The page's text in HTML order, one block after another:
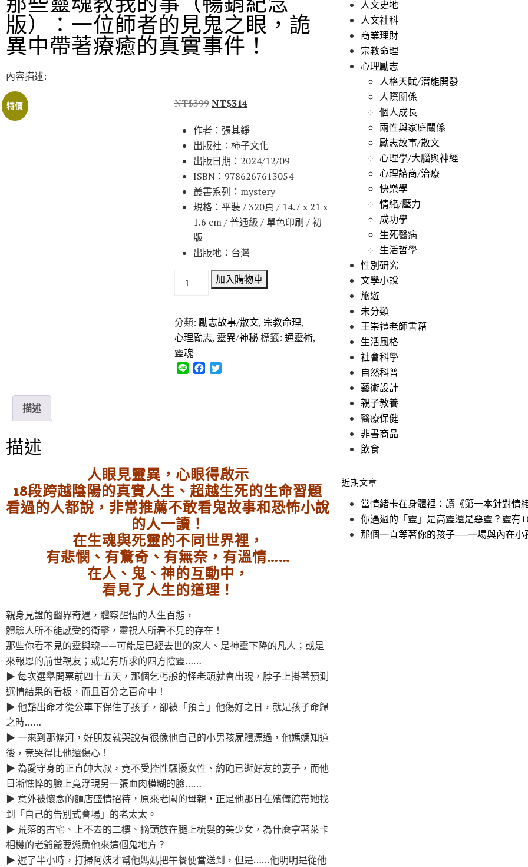
版）：一位師者的見鬼之眼，詭
異中帶著療癒的真實事件！
內容描述:
特價 NT$399NT$314
作者：張其錚
出版社：柿子文化
出版日期：2024/12/09
ISBN：9786267613054
叢書系列：mystery
規格：平裝 / 320頁 / 14.7 x 21 x
1.6 cm / 普通級 / 單色印刷 / 初
版
出版地：台灣
加入購物車
分類: 勵志故事/散文, 宗教命理,
心理勵志, 靈異/神秘標籤: 通靈術,
靈魂
描述
描述
人眼見靈異，心眼得啟示
18段跨越陰陽的真實人生、超越生死的生命習題
看過的人都說，非常推薦不敢看鬼故事和恐怖小說
的人一讀！
在生魂與死靈的不同世界裡，
有悲憫、有驚奇、有無奈，有溫情……
在人、鬼、神的互動中，
看見了人生的道理！
親身見證的幽界奇遇，體察醒悟的人生百態，
體驗人所不能感受的衝擊，靈視人所看不見的存在！
那些你看不見的靈與魂——可能是已經去世的家人、是神靈下降的凡人；或是
來報恩的前世親友；或是有所求的四方陰靈……
▶ 每次選舉開票前四十五天，那個乞丐般的怪老頭就會出現，脖子上掛著預測
選情結果的看板，而且百分之百命中！
▶ 他豁出命才從公車下保住了孩子，卻被「預言」他傷好之日，就是孩子命歸
之時……
▶ 一來到那條河，好朋友就哭說有很像他自己的小男孩屍體漂過，他媽媽知道
後，竟哭得比他還傷心！
▶ 為愛守身的正直帥大叔，竟不受控性騷擾女性、約砲已逝好友的妻子，而他
日漸憔悴的臉上竟浮現另一張血肉模糊的臉……
▶ 意外被懷念的麵店盛情招待，原來老闆的母親，正是他那日在殯儀館帶她找
到「自己的告別式會場」的老太太。
▶ 荒落的古宅、上不去的二樓、摘頭放在腿上梳髮的美少女，為什麼拿著萊卡
相機的老爺爺要慫恿他來這個鬼地方？
▶ 遲了半小時，打掃阿姨才幫他媽媽把午餐便當送到，但是……他明明是從他
人文史地
人文社科
商業理財
宗教命理
心理勵志
人格天賦/潛能開發
人際關係
個人成長
兩性與家庭關係
勵志故事/散文
心理學/大腦與神經
心理諮商/治療
快樂學
情緒/壓力
成功學
生死醫病
生活哲學
性別研究
文學小說
旅遊
未分類
王崇禮老師書籍
生活風格
社會科學
自然科普
藝術設計
親子教養
醫療保健
非書商品
飲食
近期文章
當情緒卡在身體裡：讀《第一本針對情
你遇過的「靈」是高靈還是惡靈？靈有
那個一直等著你的孩子──一場與內在小